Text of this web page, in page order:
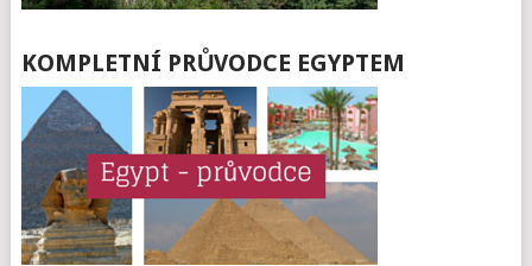
KOMPLETNÍ PRŮVODCE EGYPTEM